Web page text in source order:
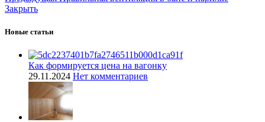
Закрыть
Новые статьи
Как формируется цена на вагонку
29.11.2024 Нет комментариев